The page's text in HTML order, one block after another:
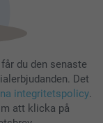
du den senaste
Det
integritetspolicy.
att klicka på